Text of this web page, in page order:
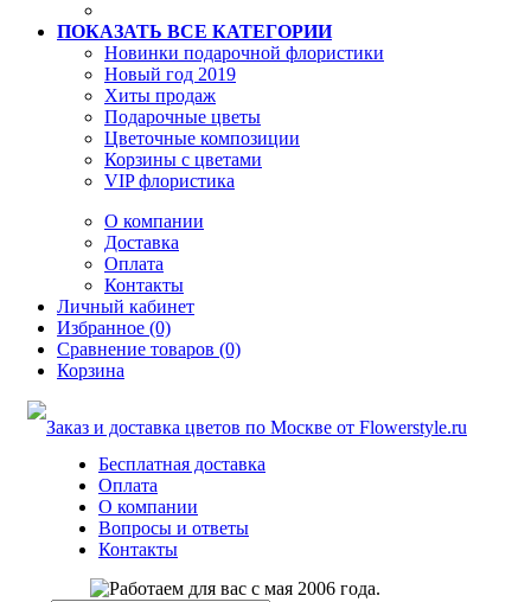
ПОКАЗАТЬ ВСЕ КАТЕГОРИИ
Новинки подарочной флористики
Новый год 2019
Хиты продаж
Подарочные цветы
Цветочные композиции
Корзины с цветами
VIP флористика
О компании
Доставка
Оплата
Контакты
Личный кабинет
Избранное (0)
Сравнение товаров (0)
Корзина
Бесплатная доставка
Оплата
О компании
Вопросы и ответы
Контакты